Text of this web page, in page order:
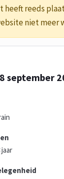
heeft reeds
niet meer
september